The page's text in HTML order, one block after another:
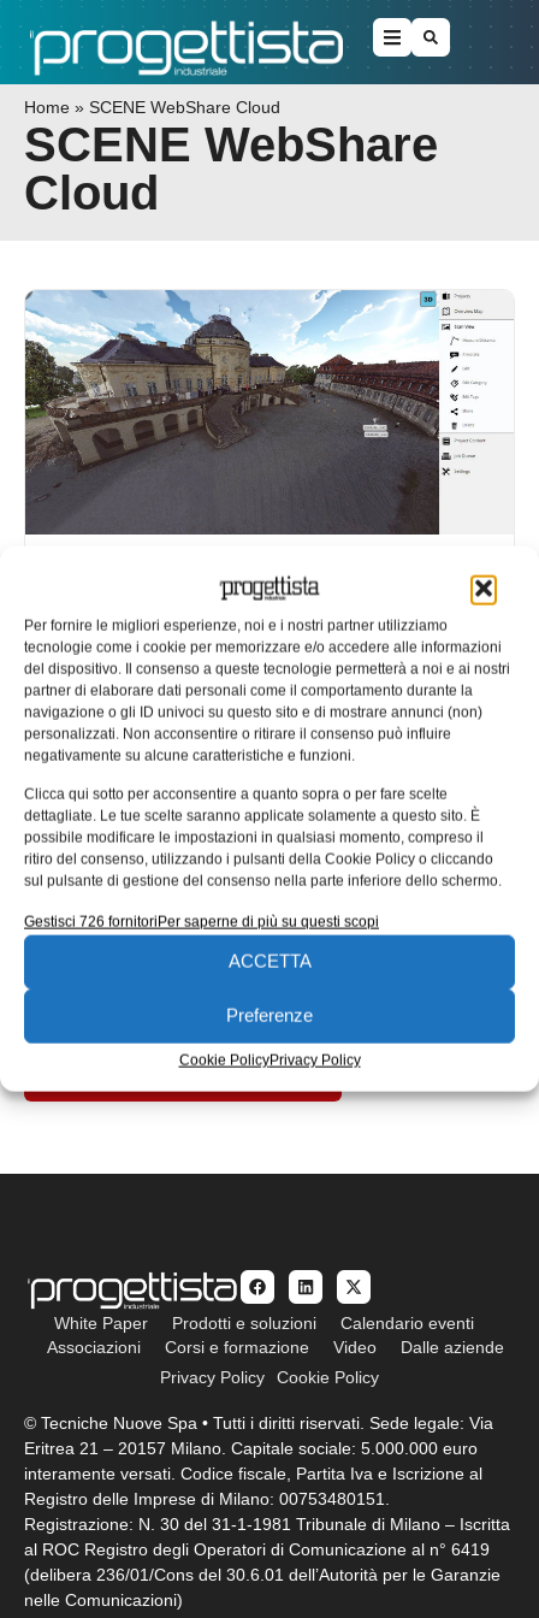
Per fornire le migliori esperienze, noi e i nostri partner utilizziamo
tecnologie come i cookie per memorizzare e/o accedere alle informazioni
del dispositivo. Il consenso a queste tecnologie permetterà a noi e ai nostri
partner di elaborare dati personali come il comportamento durante la
navigazione o gli ID univoci su questo sito e di mostrare annunci (non)
personalizzati. Non acconsentire o ritirare il consenso può influire
negativamente su alcune caratteristiche e funzioni.
Clicca qui sotto per acconsentire a quanto sopra o per fare scelte
dettagliate. Le tue scelte saranno applicate solamente a questo sito. È
possibile modificare le impostazioni in qualsiasi momento, compreso il
ritiro del consenso, utilizzando i pulsanti della Cookie Policy o cliccando
sul pulsante di gestione del consenso nella parte inferiore dello schermo.
Gestisci 726 fornitoriPer saperne di più su questi scopi
ACCETTA
Preferenze
Cookie PolicyPrivacy Policy
Home » SCENE WebShare Cloud
SCENE WebShare
Cloud
CAM2® lancia per prima una
semplice soluzione per la gestione
dei dati 3D as-built, basata sul
cloud, ideale per BIM, architettura e
gestione delle informazioni di
costruzione
CAM2 (filiale italiana del gruppo FARO Technologies)
annuncia il lancio della versione 2.0 del servizio di web
hosting SCENE WebShare
01/04/2016
EDICOLA WEB
White Paper Prodotti e soluzioni
Calendario eventi
Associazioni
Corsi e formazione Video
Dalle aziende
Privacy Policy
Cookie Policy
© Tecniche Nuove Spa • Tutti i diritti riservati. Sede legale: Via
Eritrea 21 – 20157 Milano. Capitale sociale: 5.000.000 euro
interamente versati. Codice fiscale, Partita Iva e Iscrizione al
Registro delle Imprese di Milano: 00753480151.
Registrazione: N. 30 del 31-1-1981 Tribunale di Milano – Iscritta
al ROC Registro degli Operatori di Comunicazione al n° 6419
(delibera 236/01/Cons del 30.6.01 dell’Autorità per le Garanzie
nelle Comunicazioni)